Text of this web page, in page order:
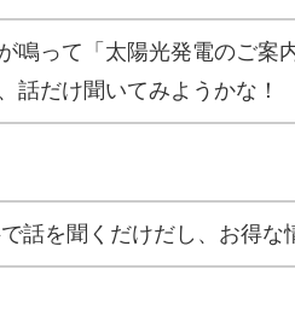
鳴って「太陽光発電のご案
話だけ聞いてみようかな！
話を聞くだけだし、お得な